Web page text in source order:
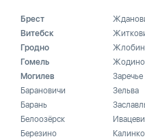
Брест
Витебск
Гродно
Гомель
Могилев
Барановичи
Барань
Белоозёрск
Березино
Жлобин
Жодино
Заречье
Зельва